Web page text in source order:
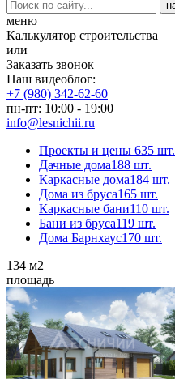
меню
Калькулятор строительства
или
Заказать звонок
Наш видеоблог:
+7 (980) 342-62-60
пн-пт: 10:00 - 19:00
info@lesnichii.ru
Проекты и цены 635 шт.
Дачные дома188 шт.
Каркасные дома184 шт.
Дома из бруса165 шт.
Каркасные бани110 шт.
Бани из бруса119 шт.
Дома Барнхаус170 шт.
134 м2
площадь